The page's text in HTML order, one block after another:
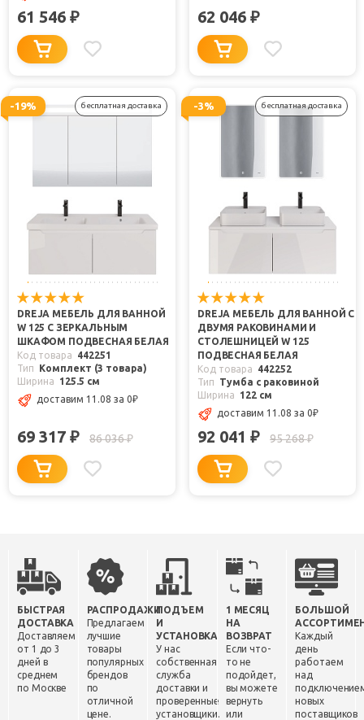
61 546 ₽ 62 046 ₽
-19% бесплатная доставка
DREJA МЕБЕЛЬ ДЛЯ ВАННОЙ
W 125 С ЗЕРКАЛЬНЫМ
ШКАФОМ ПОДВЕСНАЯ БЕЛАЯ
Код товара
442251
Тип
Комплект (3 товара)
Ширина
125.5 см
доставим 11.08 за 0₽
69 317 ₽ 86 036₽
-3% бесплатная доставка
DREJA МЕБЕЛЬ ДЛЯ ВАННОЙ С
ДВУМЯ РАКОВИНАМИ И
СТОЛЕШНИЦЕЙ W 125
ПОДВЕСНАЯ БЕЛАЯ
Код товара
442252
Тип
Тумба с раковиной
Ширина
122 см
доставим 11.08 за 0₽
92 041 ₽ 95 268₽
БЫСТРАЯ
ДОСТАВКА
Доставляем
от 1 до 3
дней в
среднем
по Москве
РАСПРОДАЖИ
Предлагаем
лучшие
товары
популярных
брендов
по
отличной
цене.
ПОДЪЕМ
И
УСТАНОВКА
У нас
собственная
служба
доставки и
проверенные
установщики.
1 МЕСЯЦ
НА
ВОЗВРАТ
Если что-
то не
подойдет,
вы можете
вернуть
или
БОЛЬШОЙ
Каждый
день
работаем
над
новых
поставщиков